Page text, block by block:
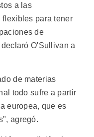
a las
para tener
de
O'Sullivan a
de materias
todo sufre a partir
europea, que es
agregó.